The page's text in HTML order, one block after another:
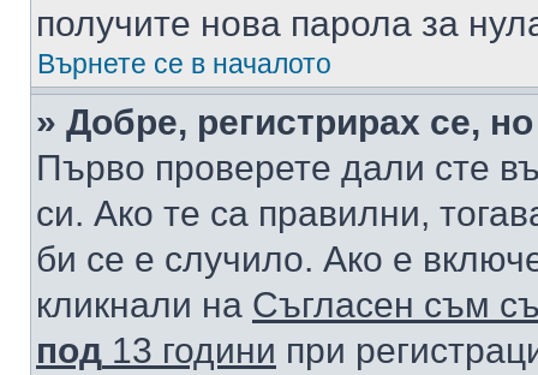
получите нова парола за
Върнете се в началото
» Добре, регистрирах се,
Първо проверете дали сте
си. Ако те са правилни,
би се е случило. Ако е
кликнали на Съгласен съм
под 13 години при